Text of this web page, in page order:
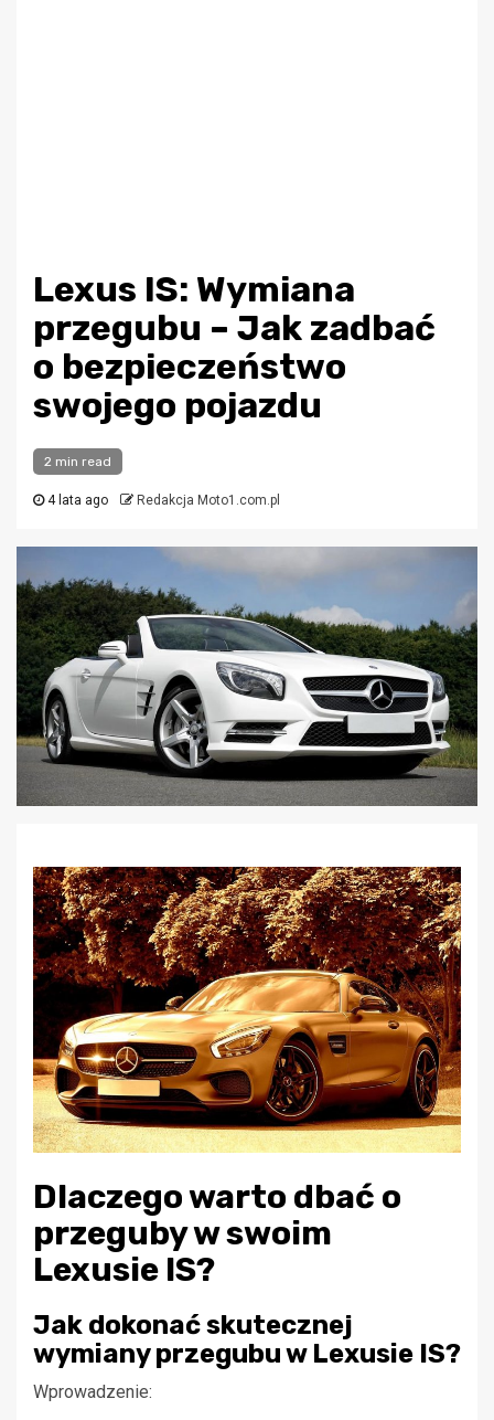
Lexus IS: Wymiana
przegubu – Jak zadbać
o bezpieczeństwo
swojego pojazdu
2 min read
4 lata ago Redakcja Moto1.com.pl
Dlaczego warto dbać o
przeguby w swoim
Lexusie IS?
Jak dokonać skutecznej
wymiany przegubu w Lexusie IS?
Wprowadzenie: